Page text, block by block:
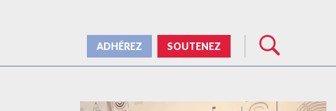
ADHÉREZ SOUTENEZ